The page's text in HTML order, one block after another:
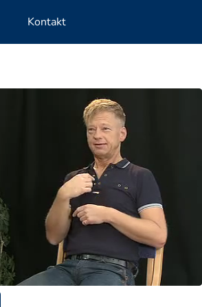
Kontakt